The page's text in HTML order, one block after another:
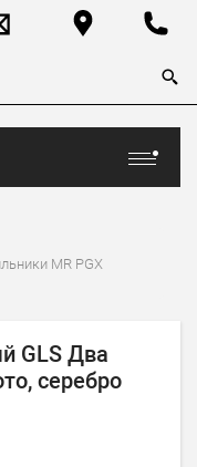
MR PGX
GLS Два
серебро